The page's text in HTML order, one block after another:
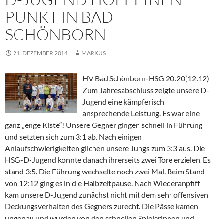
PUNKT IN BAD
SCHÖNBORN
21. DEZEMBER 2014 MARKUS
HV Bad Schönborn-HSG 20:20(12:12)
Zum Jahresabschluss zeigte unsere D-
Jugend eine kämpferisch
ansprechende Leistung. Es war eine
ganz „enge Kiste“! Unsere Gegner gingen schnell in Führung
und setzten sich zum 3:1 ab. Nach einigen
Anlaufschwierigkeiten glichen unsere Jungs zum 3:3 aus. Die
HSG-D-Jugend konnte danach ihrerseits zwei Tore erzielen. Es
stand 3:5. Die Führung wechselte noch zwei Mal. Beim Stand
von 12:12 ging es in die Halbzeitpause. Nach Wiederanpfiff
kam unsere D-Jugend zunächst nicht mit dem sehr offensiven
Deckungsverhalten des Gegners zurecht. Die Pässe kamen